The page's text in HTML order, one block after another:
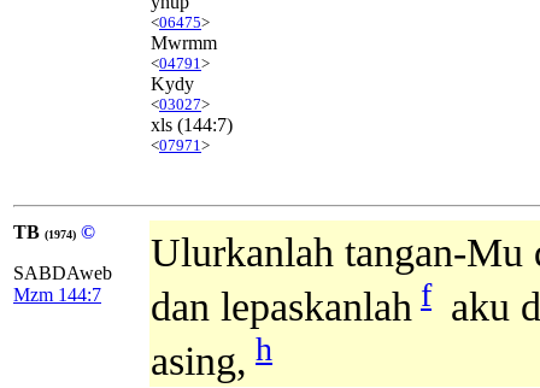
<06475>
Mwrmm
<04791 >
Kydy
<03027>
xls (144:7)
<07971 >
TB (1974) ©
SABDAweb
Mzm 144:7
Ulurkanlah tangan-Mu
dan lepaskanlah f aku
asing, h